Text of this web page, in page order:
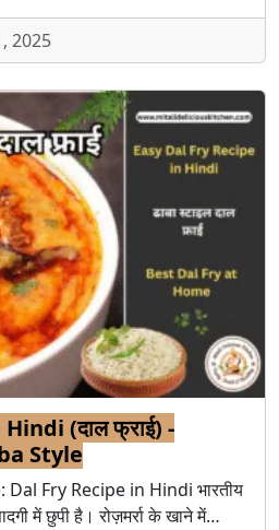
2025
(दाल फ्राई) -
Style
Fry Recipe in Hindi भारतीय
में छुपी है। रोज़मर्रा के खाने में…